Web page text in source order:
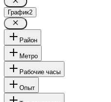
График2
Район
Метро
Рабочие часы
Опыт